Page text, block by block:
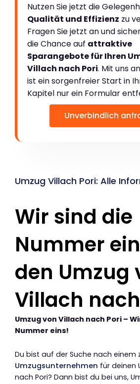
Nutzen Sie jetzt die
Qualität und Effizienz zu
Fragen Sie jetzt an und
die Chance auf attraktive
Sparangebote für Ihren
Villach nach Pori. Mit uns
ist ein sorgenfreier Start in
Kapitel nur ein Formular
Unverbindlich
Umzug Villach Pori: Alle
Wir sind die
Nummer
den Umzug
Villach
Umzug von Villach nach Pori –
Nummer eins!
Du bist auf der Suche nach einem
Umzugsunternehmen für deinen
nach Pori? Dann bist du bei uns,